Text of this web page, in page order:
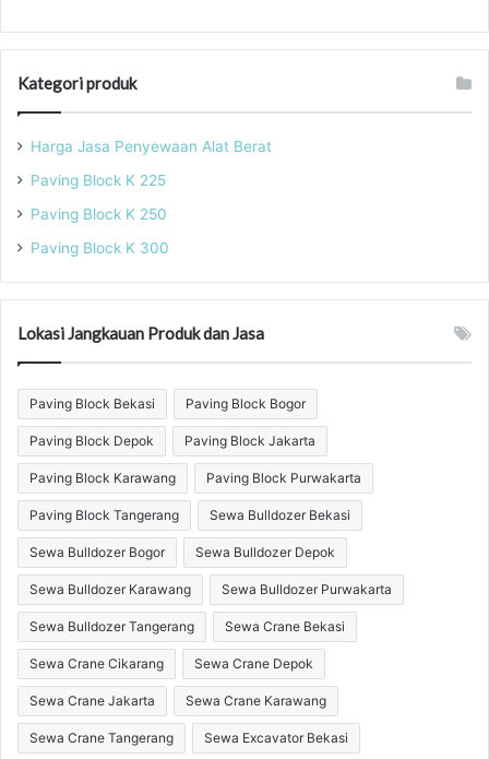
varian.
ini
Kategori produk
Harga Jasa Penyewaan Alat Berat
Paving Block K 225
Paving Block K 250
Paving Block K 300
Lokasi Jangkauan Produk dan Jasa
Paving Block Bekasi Paving Block Bogor
Paving Block Depok Paving Block Jakarta
Paving Block Karawang Paving Block Purwakarta
Paving Block Tangerang Sewa Bulldozer Bekasi
Sewa Bulldozer Bogor Sewa Bulldozer Depok
Sewa Bulldozer Karawang Sewa Bulldozer Purwakarta
Sewa Bulldozer Tangerang Sewa Crane Bekasi
Sewa Crane Cikarang Sewa Crane Depok
Sewa Crane Jakarta Sewa Crane Karawang
Sewa Crane Tangerang Sewa Excavator Bekasi